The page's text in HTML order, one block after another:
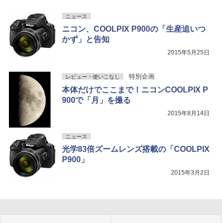
ニュース
ニコン、COOLPIX P900の「生産追いつ
かず」と告知
2015年5月25日
レビュー・使いこなし 特別企画
本体だけでここまで！ニコンCOOLPIX P
900で「月」を撮る
2015年8月14日
ニュース
光学83倍ズームレンズ搭載の「COOLPIX
P900」
2015年3月2日